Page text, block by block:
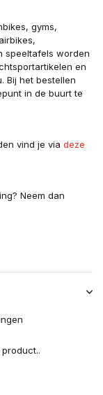
gyms,
speeltafels worden
en
Bij het bestellen
in de buurt te
vind je via deze
Neem dan